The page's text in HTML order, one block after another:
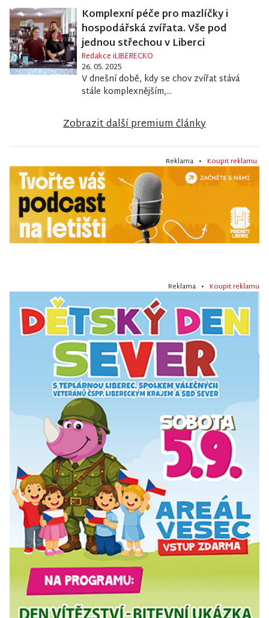
Komplexní péče pro mazlíčky i
hospodářská zvířata. Vše pod
jednou střechou v Liberci
Redakce iLIBERECKO
26. 05. 2025
V dnešní době, kdy se chov zvířat stává
stále komplexnějším,...
Zobrazit další premium články
Reklama • Koupit reklamu
Reklama • Koupit reklamu